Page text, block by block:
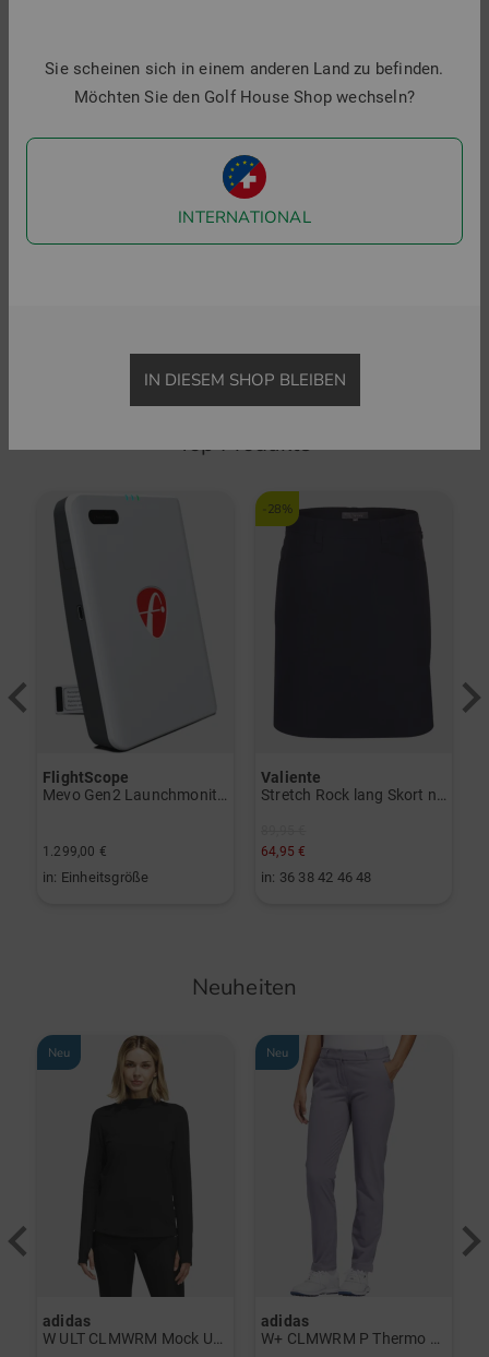
Top Produkte
FlightScope
1.299,00 €
in: Einheitsgröße
-28%
Valiente
64,95 €
in: 36 38 42 46 48
Neuheiten
Neu
adidas
Neu
adidas
Sie scheinen sich in einem anderen Land zu befinden.
Möchten Sie den Golf House Shop wechseln?
INTERNATIONAL
IN DIESEM SHOP BLEIBEN